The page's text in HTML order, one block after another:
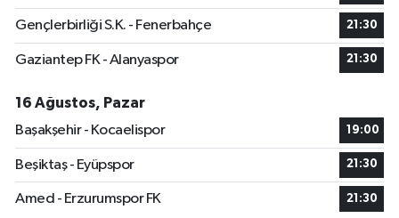
Gençlerbirliği S.K. - Fenerbahçe 21:30
Gaziantep FK - Alanyaspor 21:30
16 Ağustos, Pazar
Başakşehir - Kocaelispor
19:00
Beşiktaş - Eyüpspor 21:30
Amed - Erzurumspor FK 21:30